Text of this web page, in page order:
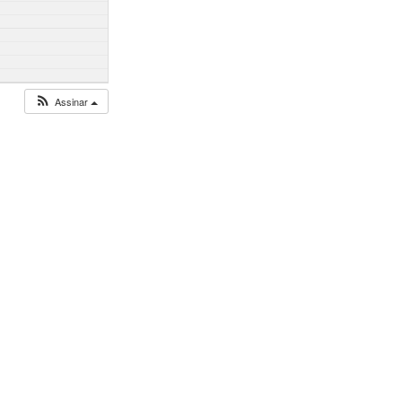
Assinar